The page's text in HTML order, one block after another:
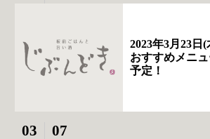
2023年3月23日
おすすめメニ
予定！
03 07